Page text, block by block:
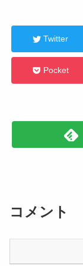
Twitter
Pocket
コメント